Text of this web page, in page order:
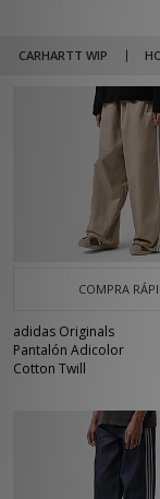
CARHARTT WIP
Nuestra colección
casual como las
clásicos vaqueros
pantalones de
COMPRA
adidas Originals
Pantalón Adicolor
Cotton Twill